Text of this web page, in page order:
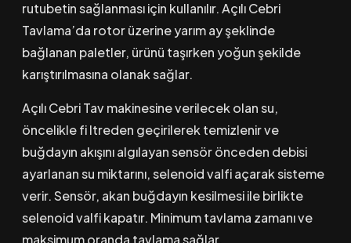
rutubetin sağlanması için kullanılır. Açılı Cebri
Tavlama’da rotor üzerine yarım ay şeklinde
bağlanan paletler, ürünü taşırken yoğun şekilde
karıştırılmasına olanak sağlar.
Açılı Cebri Tav makinesine verilecek olan su,
öncelikle fi ltreden geçirilerek temizlenir ve
buğdayın akışını algılayan sensör önceden debisi
ayarlanan su miktarını, selenoid valfi açarak sisteme
verir. Sensör, akan buğdayın kesilmesi ile birlikte
selenoid valfi kapatır. Minimum tavlama zamanı ve
maksimum oranda tavlama sağlar.